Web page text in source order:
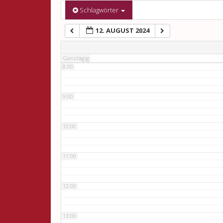
Schlagwörter
12. AUGUST 2024
Ganztägig
6:00
7:00
8:00
9:00
10:00
11:00
12:00
13:00